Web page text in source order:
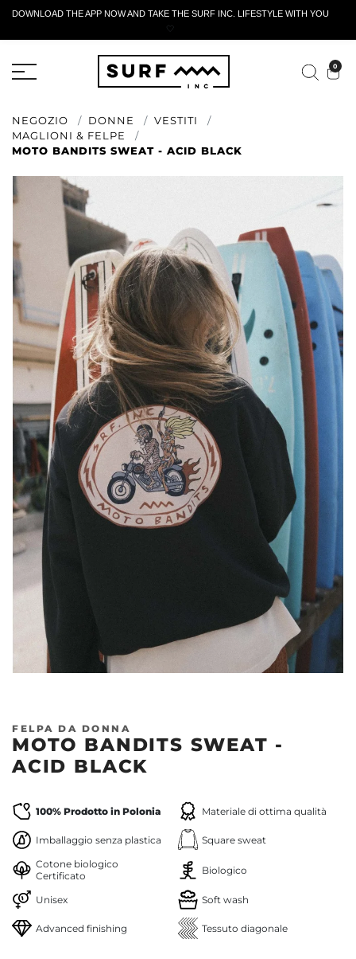
DOWNLOAD THE APP NOW AND TAKE THE SURF INC. LIFESTYLE WITH YOU
🤍
0
NEGOZIO DONNE
VESTITI
MAGLIONI & FELPE
MOTO BANDITS SWEAT - ACID BLACK
FELPA DA DONNA
MOTO BANDITS SWEAT -
ACID BLACK
100% Prodotto in Polonia Materiale di ottima qualità
Imballaggio senza plastica Square sweat
Cotone biologico
Certificato
Biologico
Unisex Soft wash
Advanced finishing Tessuto diagonale
MODULO DI RESTITUZIONE ATTIVO